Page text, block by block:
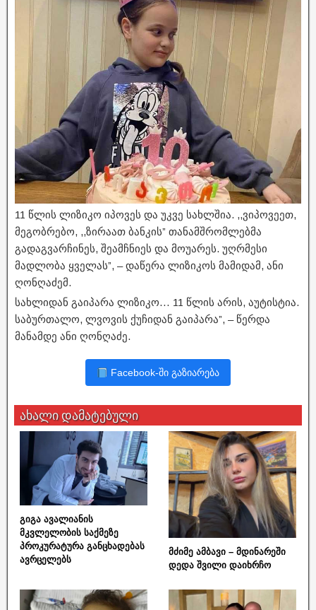
11 წლის ლიზიკო იპოვეს და უკვე სახლშია. ,,ვიპოვეეთ,
მეგობრებო, ,,ზირაათ ბანკის” თანამშრომლებმა
გადაგვარჩინეს, შეამჩნიეს და მოუარეს. უღრმესი
მადლობა ყველას”, – დაწერა ლიზიკოს მამიდამ, ანი
ღონღაძემ.
სახლიდან გაიპარა ლიზიკო… 11 წლის არის, აუტისტია.
საბურთალო, ლვოვის ქუჩიდან გაიპარა”, – წერდა
მანამდე ანი ღონღაძე.
Facebook-ში გაზიარება
ახალი დამატებული
გიგა ავალიანის
მკვლელობის საქმეზე
პროკურატურა განცხადებას
ავრცელებს
მძიმე ამბავი – მდინარეში
დედა შვილი დაიხრჩო